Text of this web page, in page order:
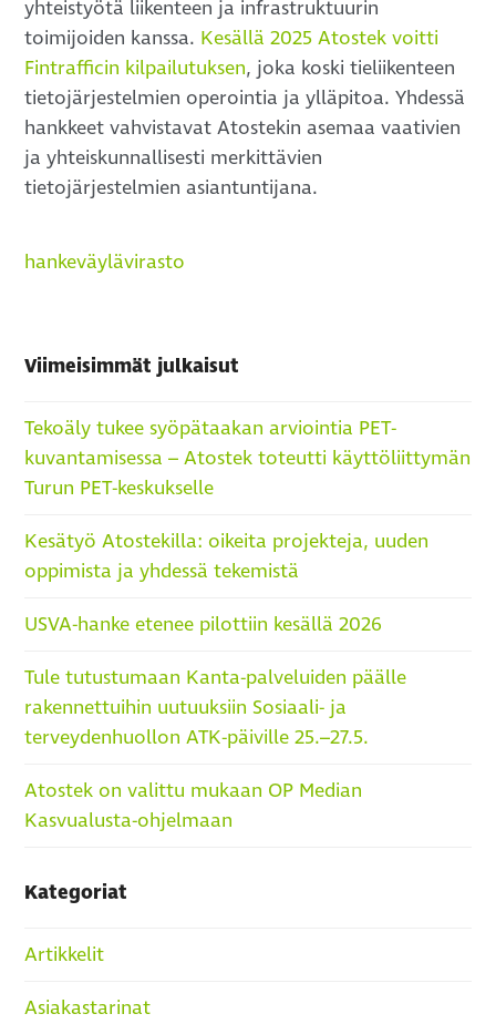
yhteistyötä liikenteen ja infrastruktuurin
toimijoiden kanssa. Kesällä 2025 Atostek voitti
Fintrafficin kilpailutuksen, joka koski tieliikenteen
tietojärjestelmien operointia ja ylläpitoa. Yhdessä
hankkeet vahvistavat Atostekin asemaa vaativien
ja yhteiskunnallisesti merkittävien
tietojärjestelmien asiantuntijana.
hankeväylävirasto
Viimeisimmät julkaisut
Tekoäly tukee syöpätaakan arviointia PET-
kuvantamisessa – Atostek toteutti käyttöliittymän
Turun PET-keskukselle
Kesätyö Atostekilla: oikeita projekteja, uuden
oppimista ja yhdessä tekemistä
USVA-hanke etenee pilottiin kesällä 2026
Tule tutustumaan Kanta-palveluiden päälle
rakennettuihin uutuuksiin Sosiaali- ja
terveydenhuollon ATK-päiville 25.–27.5.
Atostek on valittu mukaan OP Median
Kasvualusta-ohjelmaan
Kategoriat
Artikkelit
Asiakastarinat